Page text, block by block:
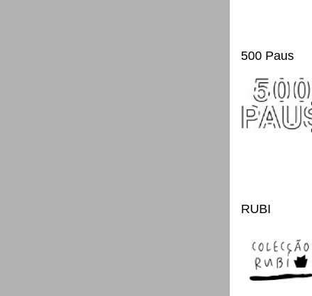
500 Paus
RUBI